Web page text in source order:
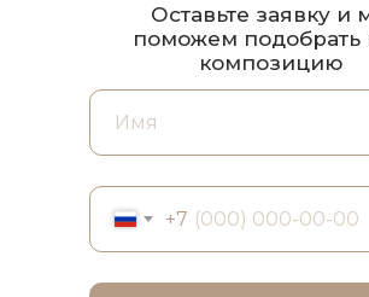
+7
Оставьте заявку и
поможем подобрать
композицию